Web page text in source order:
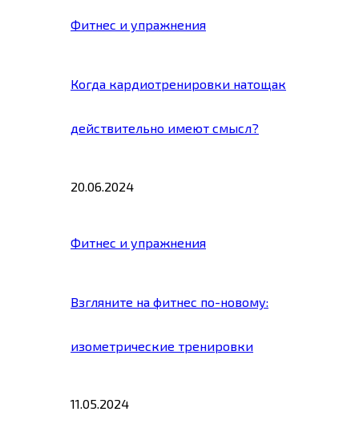
Фитнес и упражнения
Когда кардиотренировки натощак
действительно имеют смысл?
20.06.2024
Фитнес и упражнения
Взгляните на фитнес по-новому:
изометрические тренировки
11.05.2024